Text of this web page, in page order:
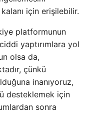
için erişilebilir.
platformunun
yaptırımlara yol
olsa da,
çünkü
inanıyoruz,
desteklemek için
sonra